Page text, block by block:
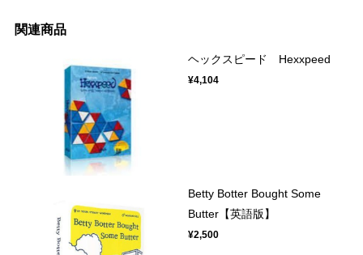
関連商品
ヘックスピード Hexxpeed
¥4,104
Betty Botter Bought Some
Butter【英語版】
¥2,500